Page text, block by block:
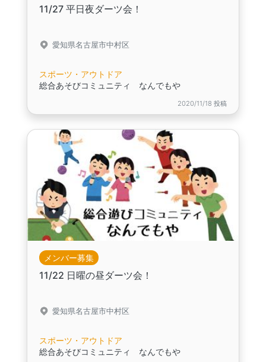
11/27 平日夜ダーツ会！
愛知県名古屋市中村区
スポーツ・アウトドア
総合あそびコミュニティ なんでもや
2020/11/18 投稿
メンバー募集
11/22 日曜の昼ダーツ会！
愛知県名古屋市中村区
スポーツ・アウトドア
総合あそびコミュニティ なんでもや